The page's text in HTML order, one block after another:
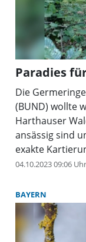
Paradies
Die
(BUND) wollte
Harthauser
ansässig sind
exakte
Ergebnisse
beobachtet
an
Grünspecht,
verschiedenen
04.10.2023 09:06 Uhr
BAYERN